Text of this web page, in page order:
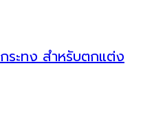
ระทง สำหรับตกแต่ง